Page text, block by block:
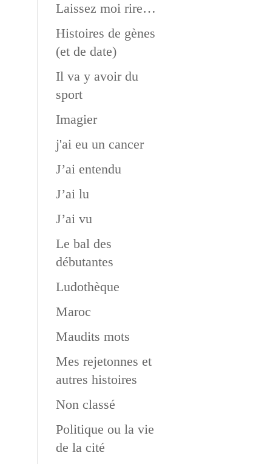
Laissez moi rire…
Histoires de gènes
(et de date)
Il va y avoir du
sport
Imagier
j'ai eu un cancer
J’ai entendu
J’ai lu
J’ai vu
Le bal des
débutantes
Ludothèque
Maroc
Maudits mots
Mes rejetonnes et
autres histoires
Non classé
Politique ou la vie
de la cité